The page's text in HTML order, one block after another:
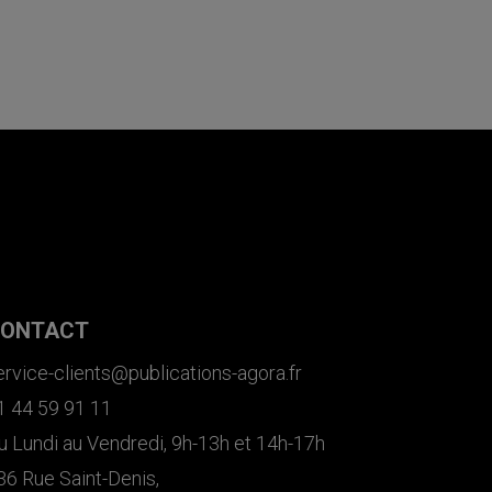
clients@publications-agora.fr
44 59 91 11
Lundi au Vendredi, 9h-13h et 14h-17h
Rue Saint-Denis,